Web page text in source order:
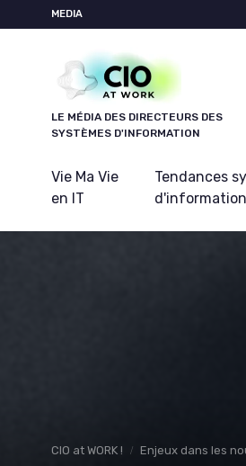
MEDIA
LE MÉDIA DES DIRECTEURS DES
SYSTÈMES D'INFORMATION
Vie Ma Vie
en IT
Tendances
d'information
CIO at WORK ! Enjeux dans les
Panneau de gestion des cookies